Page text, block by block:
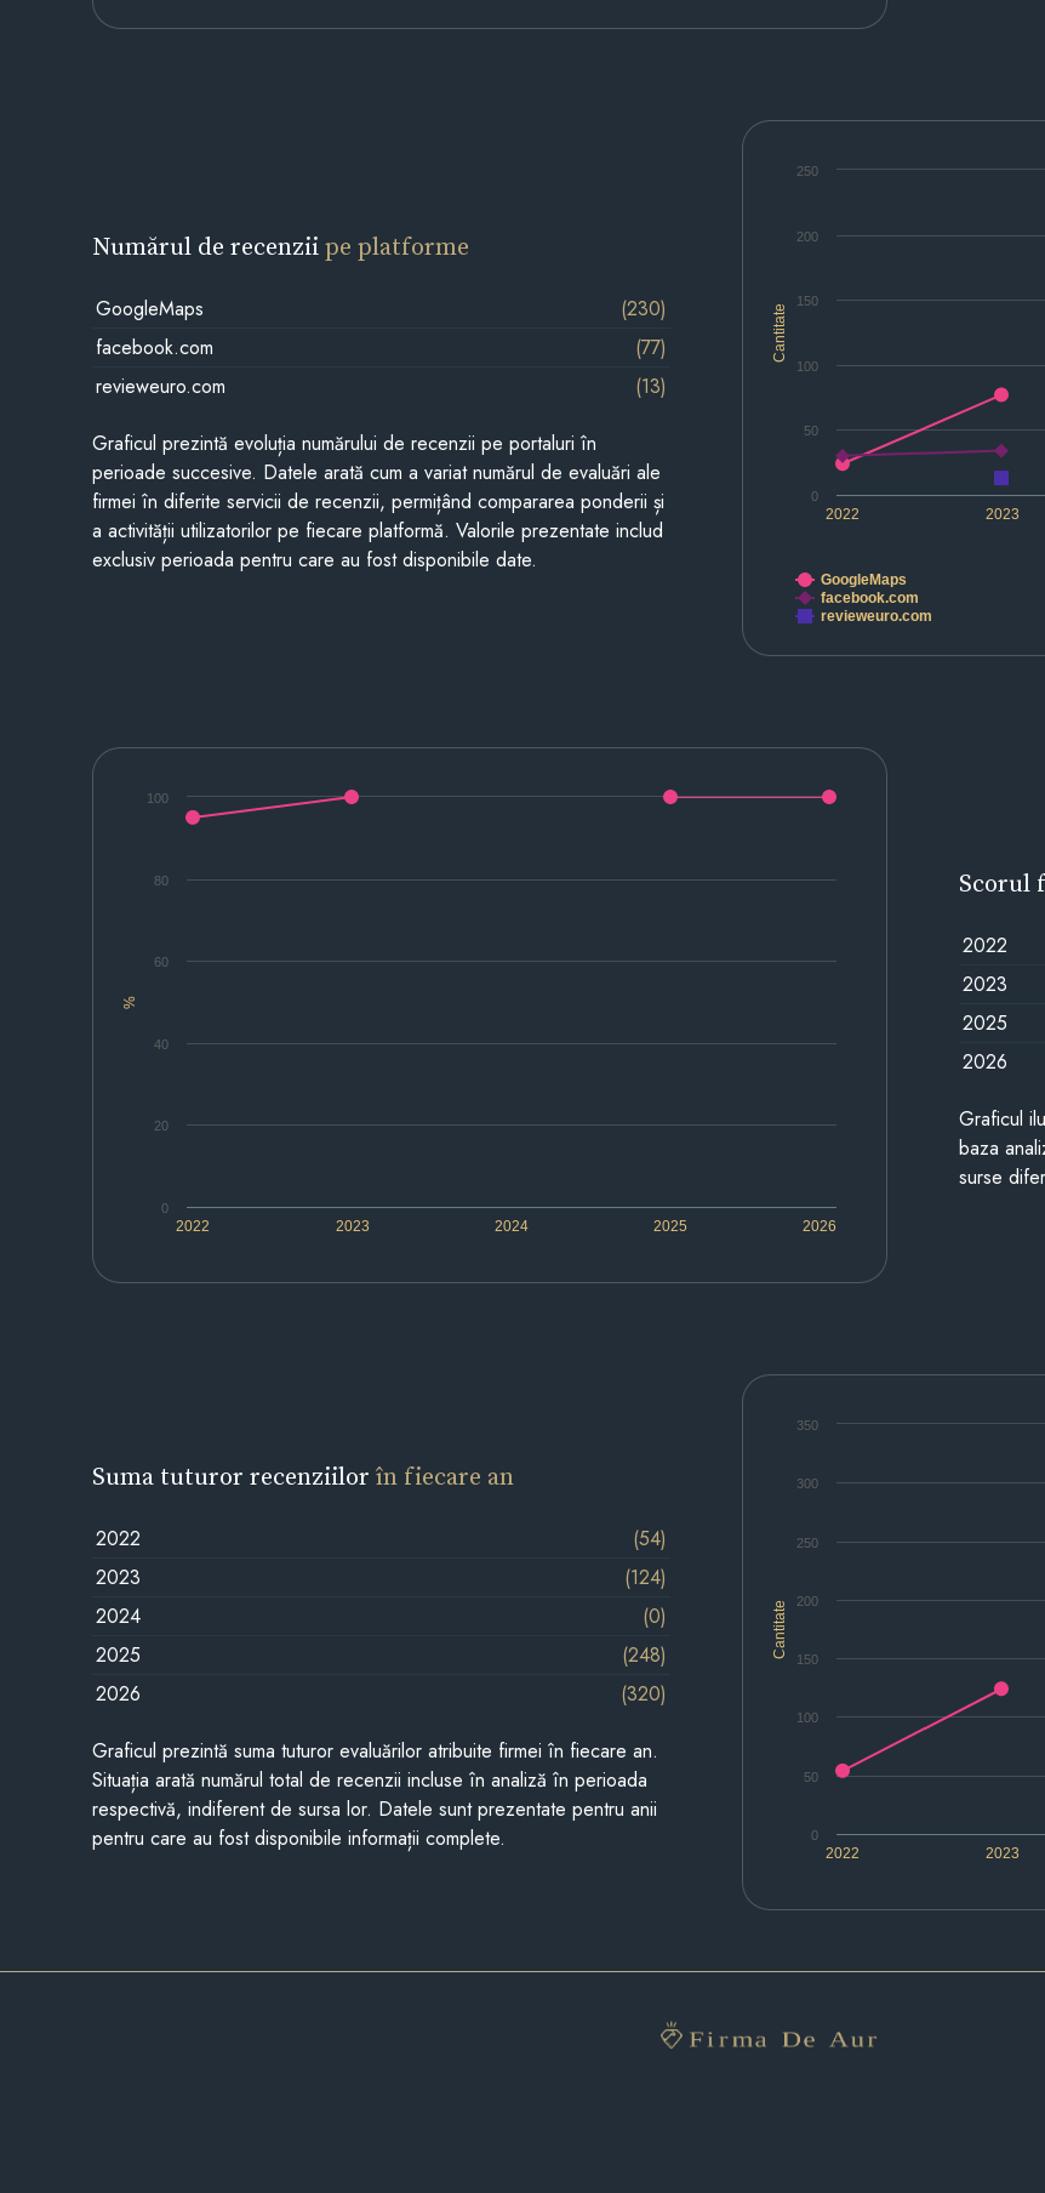
Cantitate
2022 2023
0
50
100
150
200
250
GoogleMaps
facebook.com
revieweuro.com
Numărul de recenziipe platforme
GoogleMaps
(230)
facebook.com
(77)
revieweuro.com
(13)
Graficul prezintă evoluția numărului de recenzii pe portaluri în
perioade succesive. Datele arată cum a variat numărul de evaluări ale
firmei în diferite servicii de recenzii, permițând compararea ponderii și
a activității utilizatorilor pe fiecare platformă. Valorile prezentate includ
exclusiv perioada pentru care au fost disponibile date.
%
2022 2023 2024 2025 2026
0
20
40
60
80
100
Scorul
2022
2023
2025
2026
Graficul
baza
surse
Cantitate
2022 2023
0
50
100
150
200
250
300
350
Suma tuturor recenziilorîn fiecare an
2022
(54)
2023
(124)
2024
(0)
2025
(248)
2026
(320)
Graficul prezintă suma tuturor evaluărilor atribuite firmei în fiecare an.
Situația arată numărul total de recenzii incluse în analiză în perioada
respectivă, indiferent de sursa lor. Datele sunt prezentate pentru anii
pentru care au fost disponibile informații complete.